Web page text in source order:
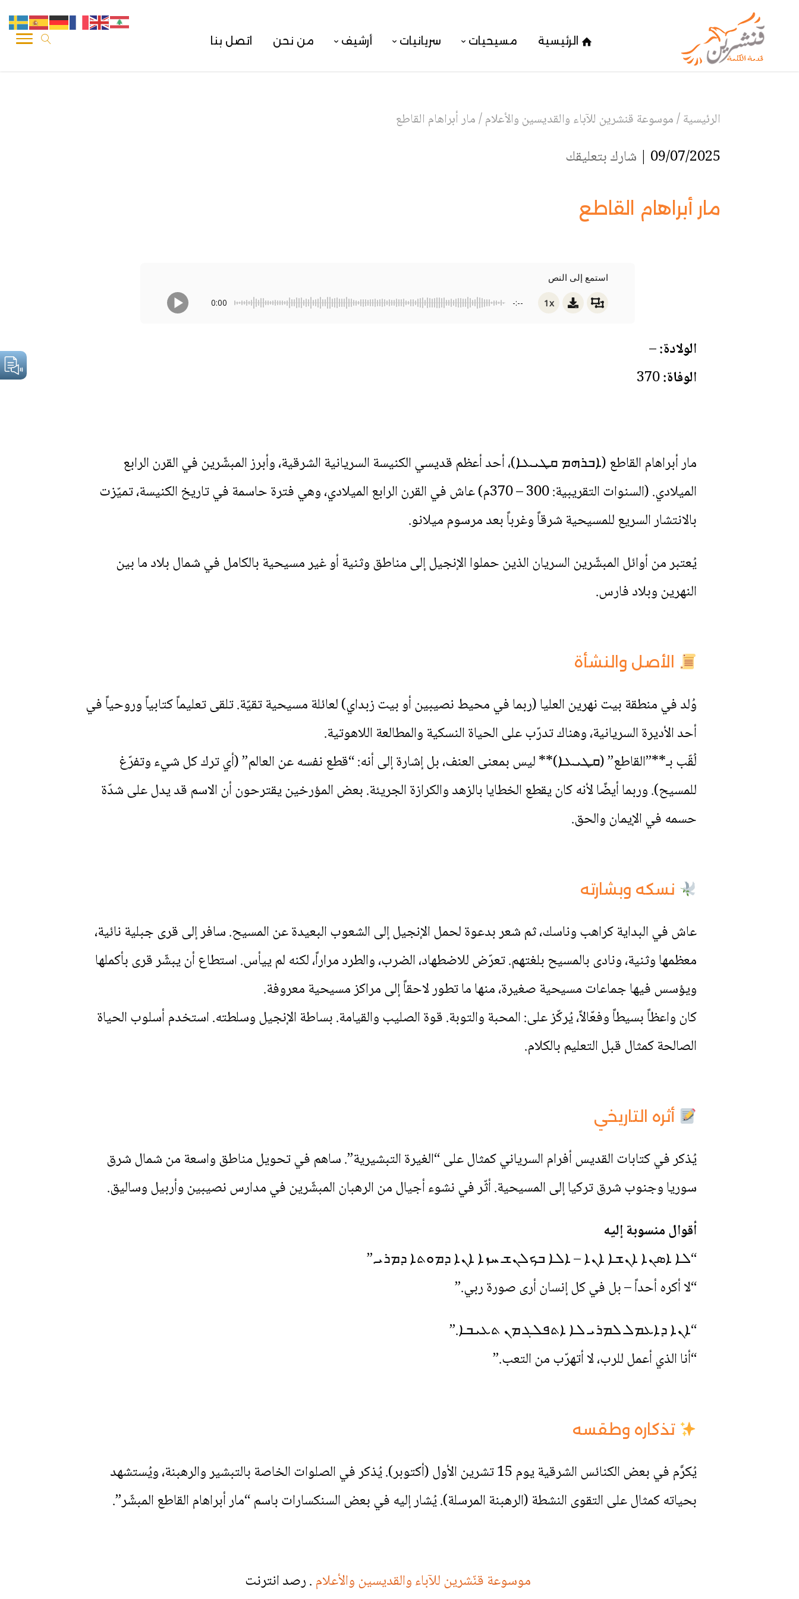
الرئيسية مسيحيات سريانيات أرشيف من نحن اتصل بنا
الرئيسية/موسوعة قنشرين للآباء والقديسين والأعلام/مار أبراهام القاطع
09/07/2025 | شارك بتعليقك
مار أبراهام القاطع
استمع إلى النص
0:00 -:-- 1x
الولادة:–
الوفاة:
مار أبراهام القاطع (ܐܒܪܗܡ ܩܛܝܥܐ)، أحد أعظم قديسي الكنيسة السريانية الشرقية، وأبرز المبشّرين في القرن الرابع
الميلادي. (السنوات التقريبية: 300 – 370م) عاش في القرن الرابع الميلادي، وهي فترة حاسمة في تاريخ الكنيسة، تميّزت
بالانتشار السريع للمسيحية شرقاً وغرباً بعد مرسوم ميلانو.
يُعتبر من أوائل المبشّرين السريان الذين حملوا الإنجيل إلى مناطق وثنية أو غير مسيحية بالكامل في شمال بلاد ما بين
النهرين وبلاد فارس.
الأصل والنشأة
وُلد في منطقة بيت نهرين العليا (ربما في محيط نصيبين أو بيت زبداي) لعائلة مسيحية تقيّة. تلقى تعليماً كتابياً وروحياً في
أحد الأديرة السريانية، وهناك تدرّب على الحياة النسكية والمطالعة اللاهوتية.
لُقّب بـ**”القاطع” (ܩܛܝܥܐ)** ليس بمعنى العنف، بل إشارة إلى أنه: “قطع نفسه عن العالم” (أي ترك كل شيء وتفرّغ
للمسيح). وربما أيضًا لأنه كان يقطع الخطايا بالزهد والكرازة الجريئة. بعض المؤرخين يقترحون أن الاسم قد يدل على شدّة
حسمه في الإيمان والحق.
نسكه وبشارته
عاش في البداية كراهب وناسك، ثم شعر بدعوة لحمل الإنجيل إلى الشعوب البعيدة عن المسيح. سافر إلى قرى جبلية نائية،
معظمها وثنية، ونادى بالمسيح بلغتهم. تعرّض للاضطهاد، الضرب، والطرد مراراً، لكنه لم ييأس. استطاع أن يبشّر قرى بأكملها
ويؤسس فيها جماعات مسيحية صغيرة، منها ما تطور لاحقاً إلى مراكز مسيحية معروفة.
كان واعظاً بسيطاً وفعّالاً، يُركّز على: المحبة والتوبة. قوة الصليب والقيامة. بساطة الإنجيل وسلطته. استخدم أسلوب الحياة
الصالحة كمثال قبل التعليم بالكلام.
أثره التاريخي
يُذكر في كتابات القديس أفرام السرياني كمثال على “الغيرة التبشيرية”. ساهم في تحويل مناطق واسعة من شمال شرق
سوريا وجنوب شرق تركيا إلى المسيحية. أثّر في نشوء أجيال من الرهبان المبشّرين في مدارس نصيبين وأربيل وساليق.
أقوال منسوبة إليه
“ܠܐ ܐܣܢܐ ܐܢܫܐ ܐܢܐ – ܐܠܐ ܒܟܠܢܫ ܚܙܐ ܐܢܐ ܕܡܘܬܐ ܕܡܪܝ.”
“لا أكره أحداً – بل في كل إنسان أرى صورة ربي.”
“ܐܢܐ ܕܐܥܡܠ ܠܡܪܝ ܠܐ ܐܬܦܠܓ ܡܢ ܬܥܝܒܐ.”
“أنا الذي أعمل للرب، لا أتهرّب من التعب.”
تذكاره وطقسه
يُكرَّم في بعض الكنائس الشرقية يوم 15 تشرين الأول (أكتوبر). يُذكر في الصلوات الخاصة بالتبشير والرهبنة، ويُستشهد
بحياته كمثال على التقوى النشطة (الرهبنة المرسلة). يُشار إليه في بعض السنكسارات باسم “مار أبراهام القاطع المبشّر”.
موسوعة قنّشرين للآباء والقديسين والأعلام. رصد انترنت